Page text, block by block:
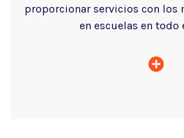
proporcionar servicios con los
en escuelas en todo